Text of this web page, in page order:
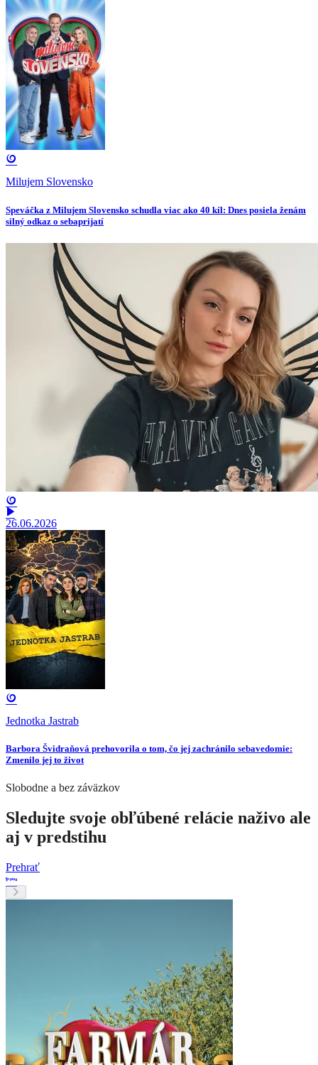
Milujem Slovensko
Speváčka z Milujem Slovensko schudla viac ako 40 kíl: Dnes posiela ženám
silný odkaz o sebaprijatí
26.06.2026
Jednotka Jastrab
Barbora Švidraňová prehovorila o tom, čo jej zachránilo sebavedomie:
Zmenilo jej to život
Slobodne a bez záväzkov
Sledujte svoje obľúbené relácie naživo ale
aj v predstihu
Prehrať